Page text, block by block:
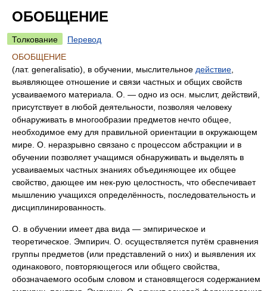
ОБОБЩЕНИЕ
Толкование
Перевод
ОБОБЩЕНИЕ
(лат. generalisatio), в обучении, мыслительное действие
выявляющее отношение и связи частных и общих свойств
усваиваемого материала. О. — одно из осн. мыслит, действий,
присутствует в любой деятельности, позволяя человеку
обнаруживать в многообразии предметов нечто общее,
необходимое ему для правильной ориентации в окружающем
мире. О. неразрывно связано с процессом абстракции и в
обучении позволяет учащимся обнаруживать и выделять в
усваиваемых частных знаниях объединяющее их общее
свойство, дающее им нек-рую целостность, что обеспечивает
мышлению учащихся определённость, последовательность и
дисциплинированность.
О. в обучении имеет два вида — эмпирическое и
теоретическое. Эмпирич. О. осуществляется путём сравнения
группы предметов (или представлений о них) и выявления их
одинакового, повторяющегося или общего свойства,
обозначаемого особым словом и становящегося содержанием